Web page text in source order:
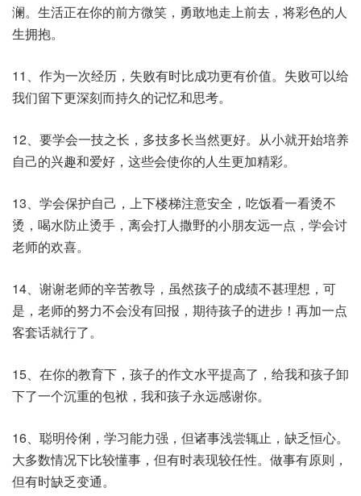
澜。生活正在你的前方微笑，勇敢地走上前去，将彩色的人
生拥抱。
11、作为一次经历，失败有时比成功更有价值。失败可以给
我们留下更深刻而持久的记忆和思考。
12、要学会一技之长，多技多长当然更好。从小就开始培养
自己的兴趣和爱好，这些会使你的人生更加精彩。
13、学会保护自己，上下楼梯注意安全，吃饭看一看烫不
烫，喝水防止烫手，离会打人撒野的小朋友远一点，学会讨
老师的欢喜。
14、谢谢老师的辛苦教导，虽然孩子的成绩不甚理想，可
是，老师的努力不会没有回报，期待孩子的进步！再加一点
客套话就行了。
15、在你的教育下，孩子的作文水平提高了，给我和孩子卸
下了一个沉重的包袱，我和孩子永远感谢你。
16、聪明伶俐，学习能力强，但诸事浅尝辄止，缺乏恒心。
大多数情况下比较懂事，但有时表现较任性。做事有原则，
但有时缺乏变通。